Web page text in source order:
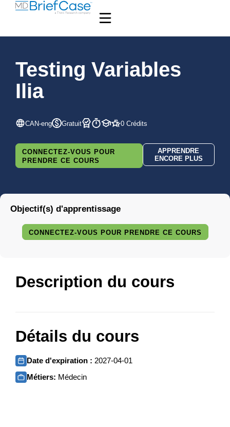
Testing Variables
Ilia
CAN-eng Gratuit 0 Crédits
CONNECTEZ-VOUS POUR
PRENDRE CE COURS
APPRENDRE
ENCORE PLUS
Description du cours
Détails du cours
Date d'expiration : 2027-04-01
Métiers: Médecin
Objectif(s) d'apprentissage
CONNECTEZ-VOUS POUR PRENDRE CE COURS